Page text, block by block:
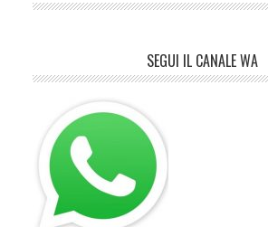
SEGUI IL CANALE WA